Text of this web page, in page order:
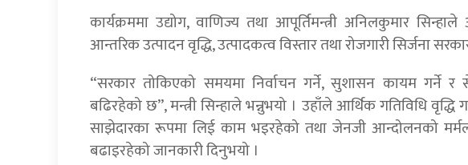
कार्यक्रममा उद्योग, वाणिज्य तथा आपूर्तिमन्त्री अनिलकुमार
आन्तरिक उत्पादन वृद्धि, उत्पादकत्व विस्तार तथा रोजगारी सिर्जना
“सरकार तोकिएको समयमा निर्वाचन गर्ने, सुशासन कायम गर्ने र
बढिरहेको छ”, मन्त्री सिन्हाले भन्नुभयो । उहाँले आर्थिक गतिविधि वृद्धि
साझेदारका रूपमा लिई काम भइरहेको तथा जेनजी आन्दोलनको
बढाइरहेको जानकारी दिनुभयो ।